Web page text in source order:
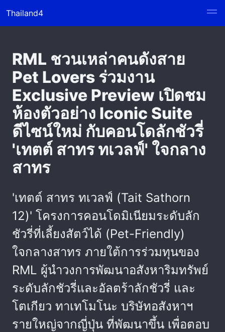
Thailand4
RML ชวนเหล่าคนดังสาย
Pet Lovers ร่วมงาน
Exclusive Preview เปิดชม
ห้องตัวอย่าง Iconic Suite
ดีไซน์ใหม่ กับคอนโดลักชัวรี่
'เทตต์ สาทร ทเวลฟ์' ใจกลาง
สาทร
'เทตต์ สาทร ทเวลฟ์ (Tait Sathorn
12)' โครงการคอนโดมิเนียมระดับลัก
ชัวรี่ที่เลี้ยงสัตว์ได้ (Pet-Friendly)
ใจกลางสาทร ภายใต้การร่วมทุนของ
RML ผู้นำวงการพัฒนาอสังหาริมทรัพย์
ระดับลักชัวรี่และอัลตร้าลักชัวรี่ และ
โตเกียว ทาเทโมโนะ บริษัทอสังหาฯ
รายใหญ่จากญี่ปุ่น ที่พัฒนาขึ้น เพื่อตอบ